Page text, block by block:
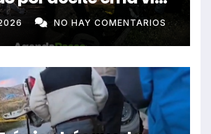
auto siniestrado
fallecidos
NO HAY COMENTARIOS